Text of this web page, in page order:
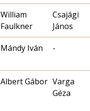
William
Faulkner
Csajági
János
Mándy Iván -
Albert Gábor Varga
Géza